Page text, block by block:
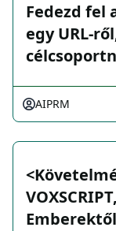
Fedezd fel
egy URL-
AIPRM